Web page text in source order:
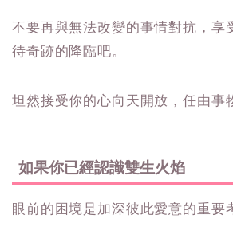
不要再與無法改變的事情對抗，享
待奇跡的降臨吧。
坦然接受你的心向天開放，任由事
如果你已經認識雙生火焰
眼前的困境是加深彼此愛意的重要